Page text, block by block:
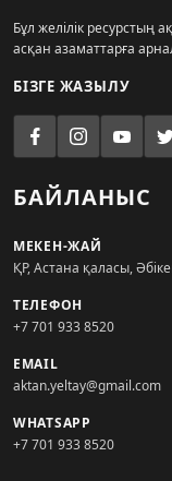
Бұл желілік ресурстың
асқан азаматтарға
БІЗГЕ ЖАЗЫЛУ
БАЙЛАНЫС
МЕКЕН-ЖАЙ
ҚР, Астана қаласы,
ТЕЛЕФОН
+7 701 933 8520
EMAIL
aktan.yeltay@gmail.com
WHATSAPP
+7 701 933 8520